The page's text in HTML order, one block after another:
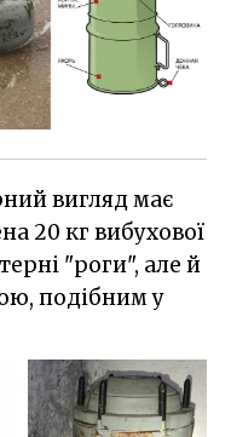
вигляд має
20 кг вибухової
"роги", але й
подібним у